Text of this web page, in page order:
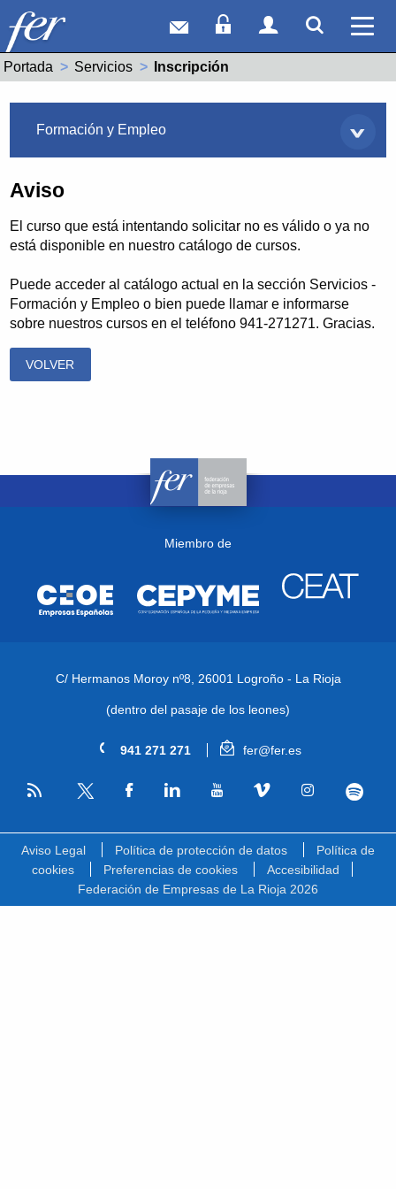
Correo webAcceso Socios
Acceso
Portada Servicios Actual:
Inscripción
Formación y Empleo
Aviso
El curso que está intentando solicitar no es válido o ya no
está disponible en nuestro catálogo de cursos.
Puede acceder al catálogo actual en la sección Servicios -
Formación y Empleo o bien puede llamar e informarse
sobre nuestros cursos en el teléfono 941-271271. Gracias.
VOLVER
Miembro de
C/ Hermanos Moroy nº8, 26001 Logroño - La Rioja
(dentro del pasaje de los leones)
941 271 271 fer@fer.es
RSS
Aviso Legal Política de protección de datos
Política de
cookies
Preferencias de cookies
Accesibilidad
Federación de Empresas de La Rioja 2026